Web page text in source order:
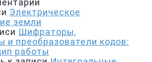
Электрическое
земли
Шифраторы,
и преобразователи кодов:
работы